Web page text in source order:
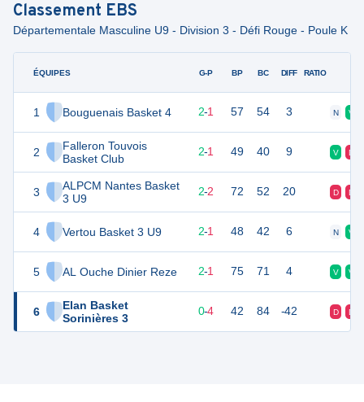
Classement EBS
Départementale Masculine U9 - Division 3 - Défi Rouge - Poule K
ÉQUIPES
1 Bouguenais Basket 4
2
Falleron Touvois
Basket Club
3
ALPCM Nantes Basket
3 U9
4 Vertou Basket 3 U9
5 AL Ouche Dinier Reze
6
Elan Basket
Sorinières 3
G-P BP BC DIFF RATIO
8 2-1 57 54 3 N V
8 2-1 49 40 9 V D
8 6 2-2 72 52 20 D D
8 2-1 48 42 6 N V
7 5 2-1 75 71 4 V V
0-4 42 84 -42 D D